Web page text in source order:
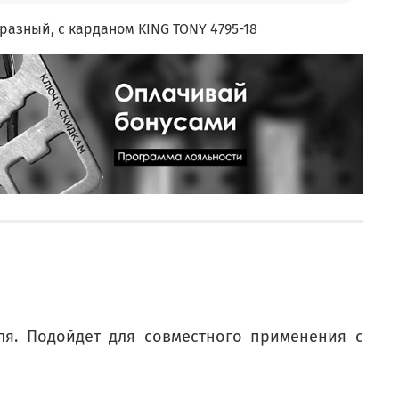
с карданом KING TONY 4795-18
Подойдет для совместного применения с